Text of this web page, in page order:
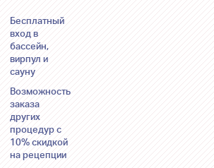
Бесплатный
вход в
бассейн,
вирпул и
сауну
Возможность
заказа
других
процедур с
10% скидкой
на рецепции